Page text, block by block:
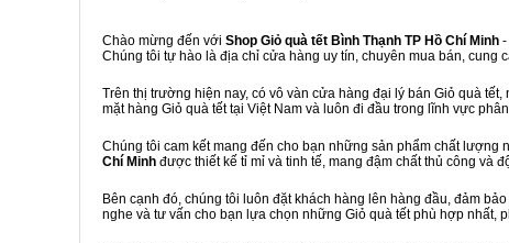
Chào mừng đến với Shop Giỏ quà tết Bình Thạnh TP Hồ Chí Minh
Chúng tôi tự hào là địa chỉ cửa hàng uy tín, chuyên mua bán, cung
Trên thị trường hiện nay, có vô vàn cửa hàng đại lý bán Giỏ quà
mặt hàng Giỏ quà tết tại Việt Nam và luôn đi đầu trong lĩnh vực
Chúng tôi cam kết mang đến cho bạn những sản phẩm chất
Chí Minh được thiết kế tỉ mỉ và tinh tế, mang đậm chất thủ công và
Bên cạnh đó, chúng tôi luôn đặt khách hàng lên hàng đầu, đảm
nghe và tư vấn cho bạn lựa chọn những Giỏ quà tết phù hợp nhất,